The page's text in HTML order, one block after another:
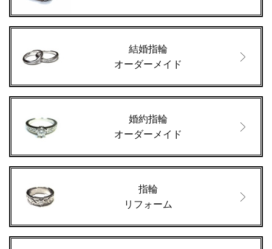
結婚指輪
オーダーメイド
婚約指輪
オーダーメイド
指輪
リフォーム